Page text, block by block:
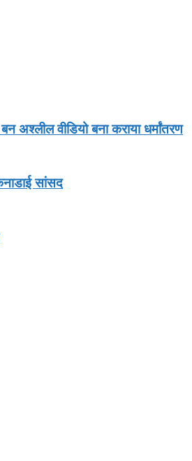
अश्लील वीडियो बना कराया धर्मांतरण
सांसद